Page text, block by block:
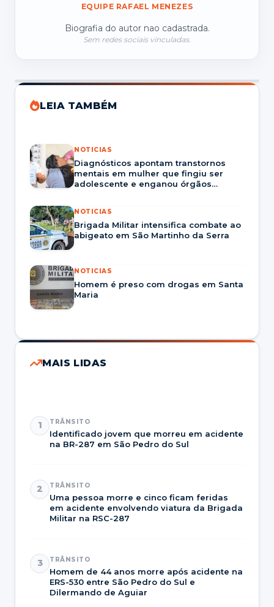
EQUIPE RAFAEL MENEZES
Biografia do autor nao cadastrada.
Sem redes sociais vinculadas.
LEIA TAMBÉM
NOTICIAS
Diagnósticos apontam transtornos
mentais em mulher que fingiu ser
adolescente e enganou órgãos
NOTICIAS
Brigada Militar intensifica combate ao
abigeato em São Martinho da Serra
NOTICIAS
Homem é preso com drogas em Santa
Maria
MAIS LIDAS
1 TRÂNSITO
Identificado jovem que morreu em acidente
na BR-287 em São Pedro do Sul
2 TRÂNSITO
Uma pessoa morre e cinco ficam feridas
em acidente envolvendo viatura da Brigada
Militar na RSC-287
3 TRÂNSITO
Homem de 44 anos morre após acidente na
ERS-530 entre São Pedro do Sul e
Dilermando de Aguiar